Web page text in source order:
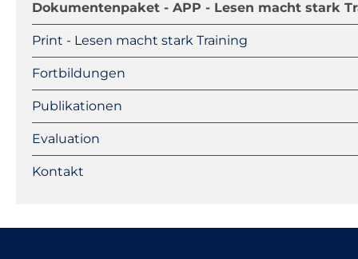
Dokumentenpaket - APP - Lesen macht stark
Print - Lesen macht stark Training
Fortbildungen
Publikationen
Evaluation
Kontakt